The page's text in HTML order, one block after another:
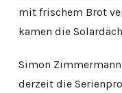
mit frischem Brot
kamen die
Simon
derzeit die